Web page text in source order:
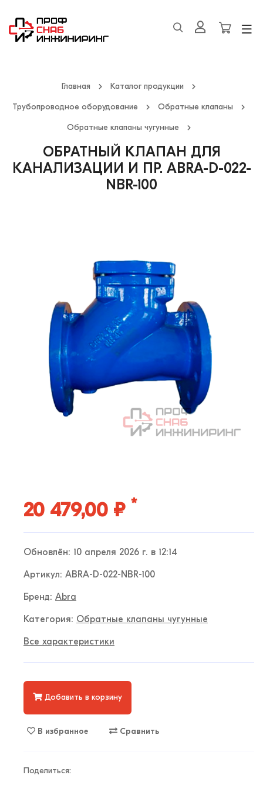
Главная Каталог продукции
Трубопроводное оборудование Обратные клапаны
Обратные клапаны чугунные
ОБРАТНЫЙ КЛАПАН ДЛЯ
КАНАЛИЗАЦИИ И ПР. ABRA-D-022-
NBR-100
20 479,00 ₽ *
Обновлён: 10 апреля 2026 г. в 12:14
Артикул: ABRA-D-022-NBR-100
Бренд: Abra
Категория: Обратные клапаны чугунные
Все характеристики
Добавить в корзину
В избранное Сравнить
Поделиться: